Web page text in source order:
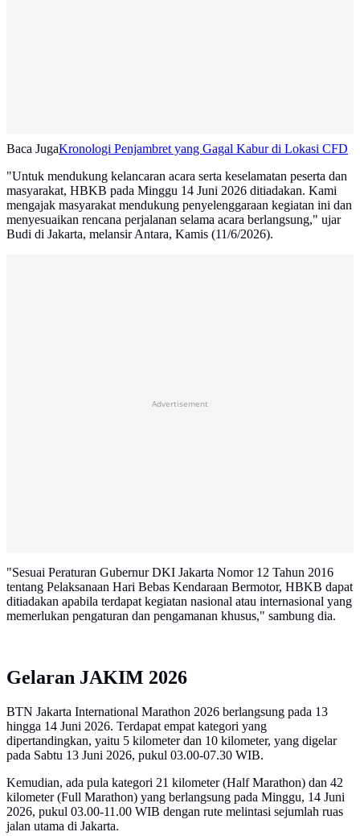
Baca JugaKronologi Penjambret yang Gagal Kabur di Lokasi CFD
"Untuk mendukung kelancaran acara serta keselamatan peserta dan
masyarakat, HBKB pada Minggu 14 Juni 2026 ditiadakan. Kami
mengajak masyarakat mendukung penyelenggaraan kegiatan ini dan
menyesuaikan rencana perjalanan selama acara berlangsung," ujar
Budi di Jakarta, melansir Antara, Kamis (11/6/2026).
Advertisement
"Sesuai Peraturan Gubernur DKI Jakarta Nomor 12 Tahun 2016
tentang Pelaksanaan Hari Bebas Kendaraan Bermotor, HBKB dapat
ditiadakan apabila terdapat kegiatan nasional atau internasional yang
memerlukan pengaturan dan pengamanan khusus," sambung dia.
Gelaran JAKIM 2026
BTN Jakarta International Marathon 2026 berlangsung pada 13
hingga 14 Juni 2026. Terdapat empat kategori yang
dipertandingkan, yaitu 5 kilometer dan 10 kilometer, yang digelar
pada Sabtu 13 Juni 2026, pukul 03.00-07.30 WIB.
Kemudian, ada pula kategori 21 kilometer (Half Marathon) dan 42
kilometer (Full Marathon) yang berlangsung pada Minggu, 14 Juni
2026, pukul 03.00-11.00 WIB dengan rute melintasi sejumlah ruas
jalan utama di Jakarta.